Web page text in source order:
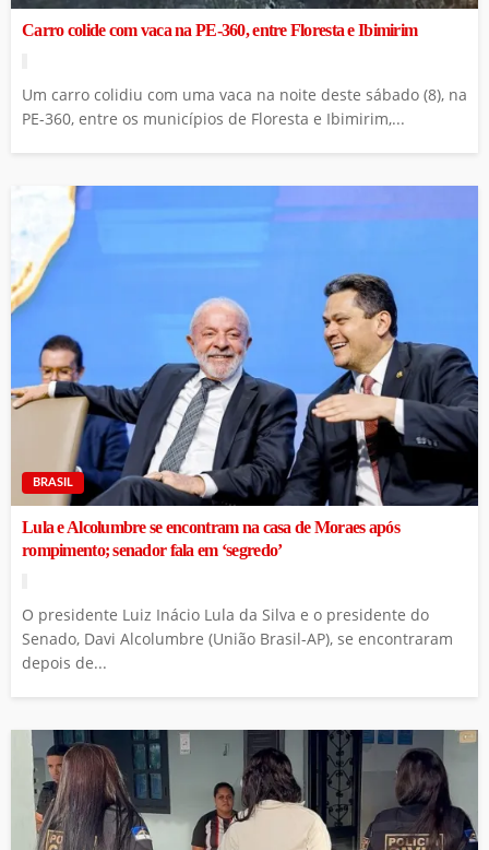
Carro colide com vaca na PE-360, entre Floresta e Ibimirim
Um carro colidiu com uma vaca na noite deste sábado (8), na
PE-360, entre os municípios de Floresta e Ibimirim,...
BRASIL
Lula e Alcolumbre se encontram na casa de Moraes após
rompimento; senador fala em ‘segredo’
O presidente Luiz Inácio Lula da Silva e o presidente do
Senado, Davi Alcolumbre (União Brasil-AP), se encontraram
depois de...